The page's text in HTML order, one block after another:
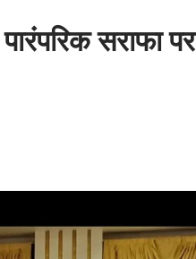
सराफा पर